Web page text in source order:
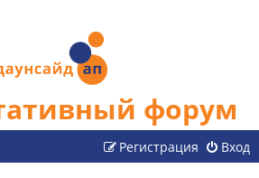
форум
Вход
Регистрация